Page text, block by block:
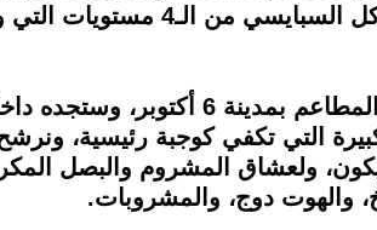
مطعم شوكس برجر، من أفضل
التي تكفي كوجبة رئيسية،
ولعشاق المشروم والبصل
والهوت دوج، والمشروبات.